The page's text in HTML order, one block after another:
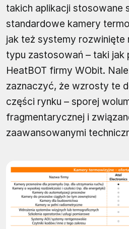
takich aplikacji stosowane
standardowe kamery
jak też systemy rozwinięte
typu zastosowań – taki jak
HeatBOT firmy WObit.
zaznaczyć, że wzrosty te
części rynku – sporej
fragmentarycznej i
zaawansowanymi